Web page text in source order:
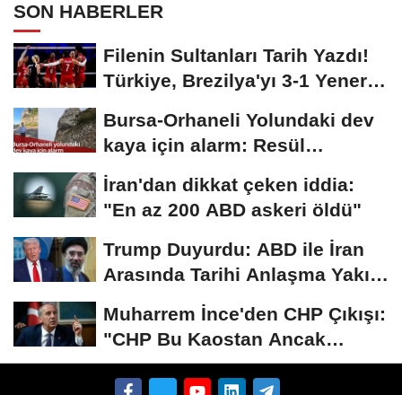
SON HABERLER
Filenin Sultanları Tarih Yazdı!
Türkiye, Brezilya'yı 3-1 Yenerek
Bursa-Orhaneli Yolundaki dev
kaya için alarm: Resül
Kaplan'dan yetkililere...
İran'dan dikkat çeken iddia:
"En az 200 ABD askeri öldü"
Trump Duyurdu: ABD ile İran
Arasında Tarihi Anlaşma Yakın!
Muharrem İnce'den CHP Çıkışı:
"CHP Bu Kaostan Ancak
Üyelerle Genel...